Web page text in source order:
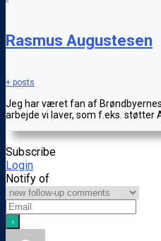
Rasmus Augustesen
+ posts
Jeg har været fan af
arbejde vi laver, som f.eks. støtter
Subscribe
Login
Notify of